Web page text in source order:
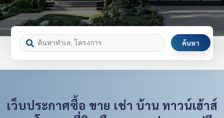
ค้นหา
เว็บประกาศซื้อ ขาย เช่า บ้าน ทาวน์เฮ้าส์